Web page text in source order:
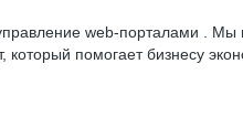
web-порталами . Мы
помогает бизнесу